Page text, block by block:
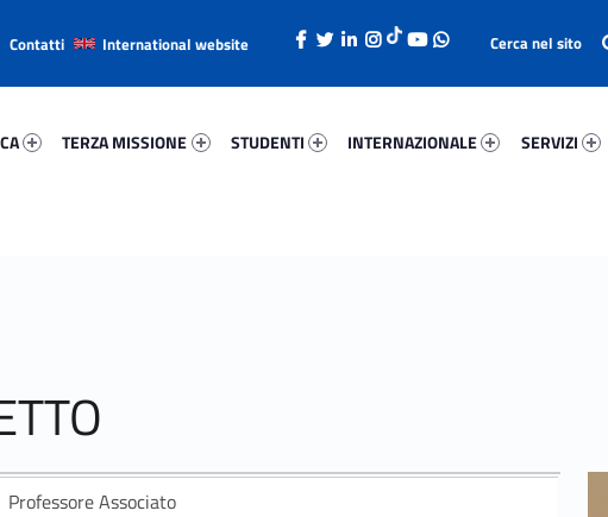
TERZA MISSIONE
STUDENTI
INTERNAZIONALE
SERVIZI
Contatti International website
Professore Associato